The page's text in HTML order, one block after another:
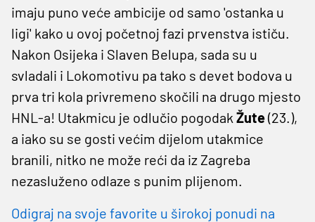
imaju puno veće ambicije od samo 'ostanka u
ligi' kako u ovoj početnoj fazi prvenstva ističu.
Nakon Osijeka i Slaven Belupa, sada su u
svladali i Lokomotivu pa tako s devet bodova u
prva tri kola privremeno skočili na drugo mjesto
HNL-a! Utakmicu je odlučio pogodak Žute(23.),
a iako su se gosti većim dijelom utakmice
branili, nitko ne može reći da iz Zagreba
nezasluženo odlaze s punim plijenom.
Odigraj na svoje favorite u širokoj ponudi na